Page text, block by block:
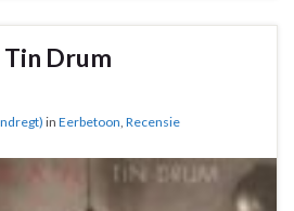
Tin Drum
in Eerbetoon, Recensie